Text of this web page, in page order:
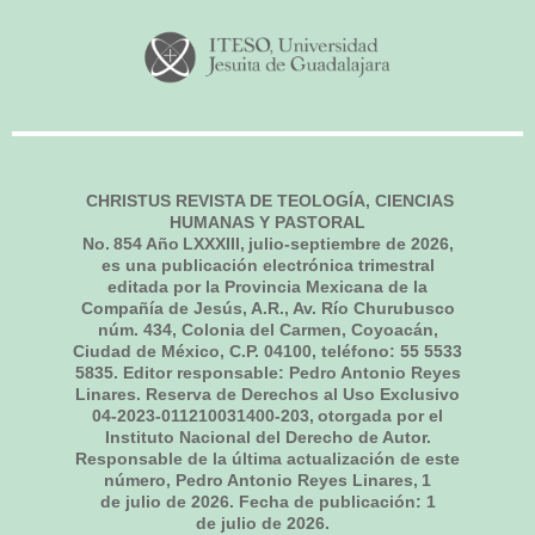
CHRISTUS REVISTA DE TEOLOGÍA, CIENCIAS
HUMANAS Y PASTORAL
No. 854Año LXXXIII, julio-septiembre de 2026,
es una publicación electrónica trimestral
editada por la Provincia Mexicana de la
Compañía de Jesús, A.R., Av. Río Churubusco
núm. 434, Colonia del Carmen, Coyoacán,
Ciudad de México, C.P. 04100, teléfono: 55 5533
5835. Editor responsable: Pedro Antonio Reyes
Linares. Reserva de Derechos al Uso Exclusivo
04-2023-011210031400-203, otorgada por el
Instituto Nacional del Derecho de Autor.
Responsable de la última actualización de este
número, Pedro Antonio Reyes Linares, 1
de julio de 2026. Fecha de publicación: 1
de julio de 2026.